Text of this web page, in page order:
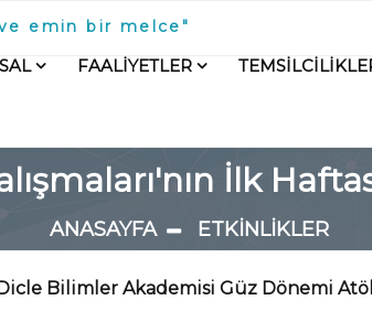
ve emin bir melce"
FAALİYETLER
İlk
ANASAYFA ETKİNLİKLER
Bilimler Akademisi Güz Dönemi